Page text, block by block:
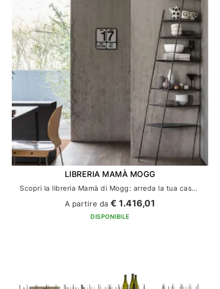
LIBRERIA MAMÀ MOGG
Scopri la libreria Mamà di Mogg: arreda la tua casa con stile ed eleganza
A partire da€ 1.416,01
DISPONIBILE